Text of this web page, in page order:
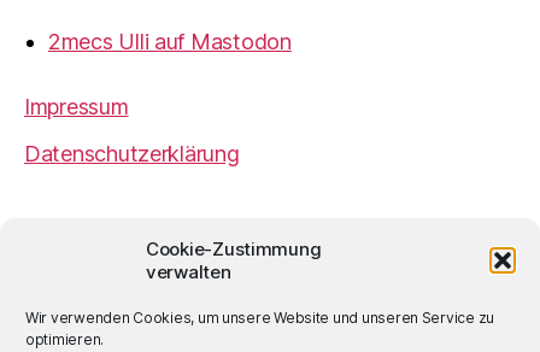
Cookie-Zustimmung
verwalten
Wir verwenden Cookies, um unsere Website und unseren Service zu
optimieren.
2mecs Ulli auf Mastodon
Impressum
Datenschutzerklärung
Ulrich Würdemannist sofern nicht
anders angegeben lizenziert unter einer
Creative
Lizenz.